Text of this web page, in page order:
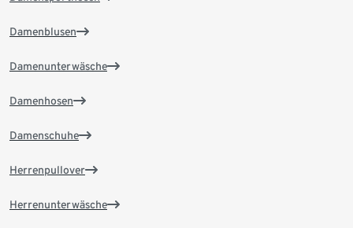
Damenblusen
Damenunterwäsche
Damenhosen
Damenschuhe
Herrenpullover
Herrenunterwäsche